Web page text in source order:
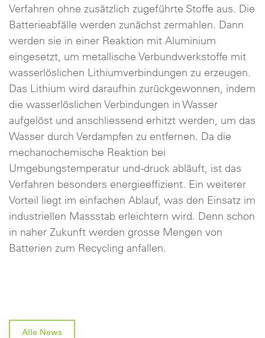
Verfahren ohne zusätzlich zugeführte Stoffe aus. Die
Batterieabfälle werden zunächst zermahlen. Dann
werden sie in einer Reaktion mit Aluminium
eingesetzt, um metallische Verbundwerkstoffe mit
wasserlöslichen Lithiumverbindungen zu erzeugen.
Das Lithium wird daraufhin zurückgewonnen, indem
die wasserlöslichen Verbindungen in Wasser
aufgelöst und anschliessend erhitzt werden, um das
Wasser durch Verdampfen zu entfernen. Da die
mechanochemische Reaktion bei
Umgebungstemperatur und -druck abläuft, ist das
Verfahren besonders energieeffizient. Ein weiterer
Vorteil liegt im einfachen Ablauf, was den Einsatz im
industriellen Massstab erleichtern wird. Denn schon
in naher Zukunft werden grosse Mengen von
Batterien zum Recycling anfallen.
Alle News